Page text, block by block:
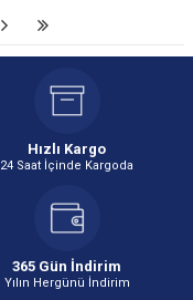
Hızlı Kargo
24 Saat İçinde Kargoda
365 Gün İndirim
Yılın Hergünü İndirim